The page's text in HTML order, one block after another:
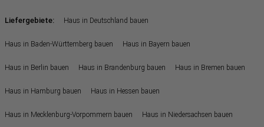
Liefergebiete: Haus in Deutschland bauen
Haus in Baden-Württemberg bauen Haus in Bayern bauen
Haus in Berlin bauen Haus in Brandenburg bauen Haus in Bremen bauen
Haus in Hamburg bauen Haus in Hessen bauen
Haus in Mecklenburg-Vorpommern bauen Haus in Niedersachsen bauen